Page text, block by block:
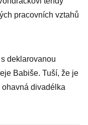
pracovních vztahů
deklarovanou
Babiše. Tuší, že je
ohavná divadélka